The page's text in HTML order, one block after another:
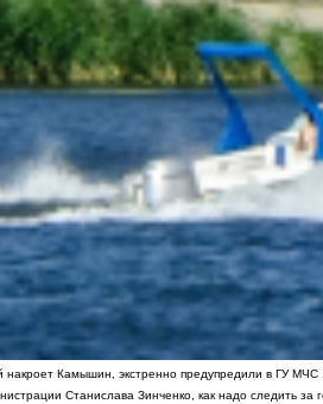
Камышин, экстренно предупредили в ГУ МЧС
Станислава Зинченко, как надо следить за